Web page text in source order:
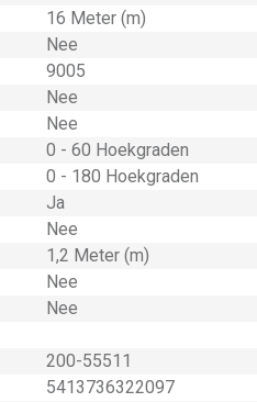
16 Meter (m)
Nee
9005
Nee
Nee
0 - 60 Hoekgraden
0 - 180 Hoekgraden
Ja
Nee
1,2 Meter (m)
Nee
Nee
200-55511
5413736322097